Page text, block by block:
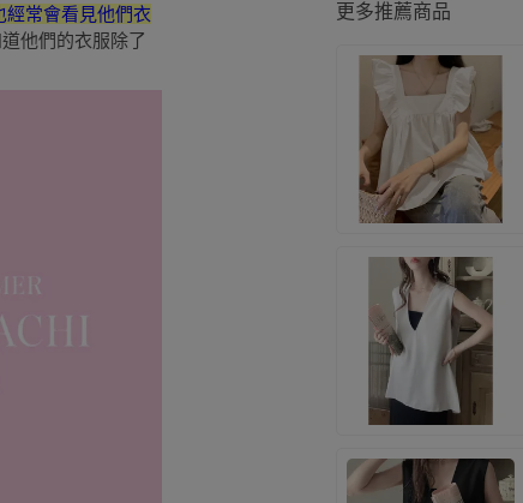
經常會看見他們衣
他們的衣服除了
更多推薦商品